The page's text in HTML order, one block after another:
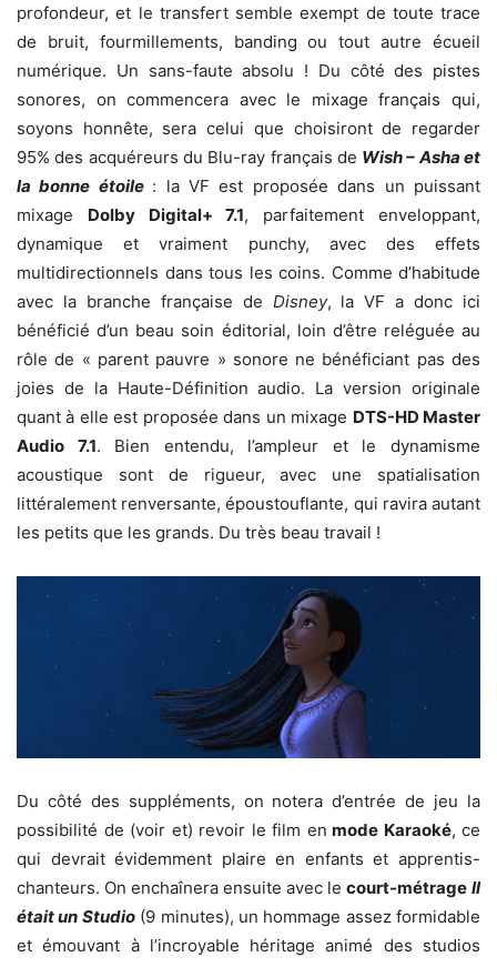
profondeur, et le transfert semble exempt de toute trace
de bruit, fourmillements, banding ou tout autre écueil
numérique. Un sans-faute absolu ! Du côté des pistes
sonores, on commencera avec le mixage français qui,
soyons honnête, sera celui que choisiront de regarder
95% des acquéreurs du Blu-ray français de Wish – Asha et
la bonne étoile : la VF est proposée dans un puissant
mixage Dolby Digital+ 7.1, parfaitement enveloppant,
dynamique et vraiment punchy, avec des effets
multidirectionnels dans tous les coins. Comme d’habitude
avec la branche française de Disney, la VF a donc ici
bénéficié d’un beau soin éditorial, loin d’être reléguée au
rôle de « parent pauvre » sonore ne bénéficiant pas des
joies de la Haute-Définition audio. La version originale
quant à elle est proposée dans un mixage DTS-HD Master
Audio 7.1. Bien entendu, l’ampleur et le dynamisme
acoustique sont de rigueur, avec une spatialisation
littéralement renversante, époustouflante, qui ravira autant
les petits que les grands. Du très beau travail !
Du côté des suppléments, on notera d’entrée de jeu la
possibilité de (voir et) revoir le film en mode Karaoké, ce
qui devrait évidemment plaire en enfants et apprentis-
chanteurs. On enchaînera ensuite avec le court-métrage Il
était un Studio (9 minutes), un hommage assez formidable
et émouvant à l’incroyable héritage animé des studios